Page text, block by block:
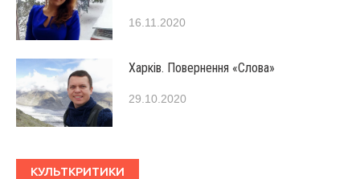
16.11.2020
Харків. Повернення «Слова»
29.10.2020
КУЛЬТКРИТИКИ